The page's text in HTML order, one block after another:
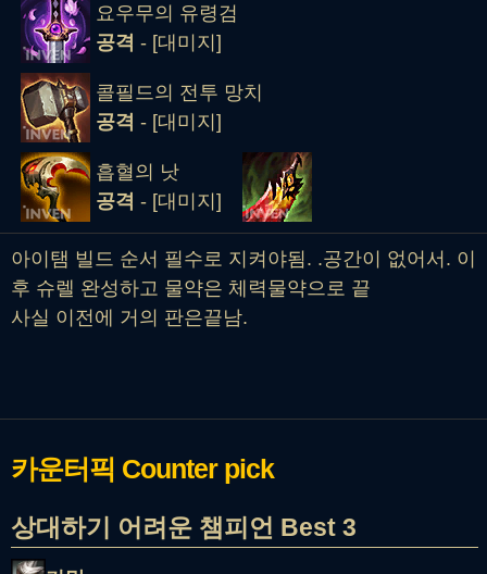
요우무의 유령검
공격 - [대미지]
콜필드의 전투 망치
공격 - [대미지]
흡혈의 낫
공격 - [대미지]
아이탬 빌드 순서 필수로 지켜야됨. .공간이 없어서. 이
후 슈렐 완성하고 물약은 체력물약으로 끝
사실 이전에 거의 판은끝남.
카운터픽 Counter pick
상대하기 어려운 챔피언 Best 3